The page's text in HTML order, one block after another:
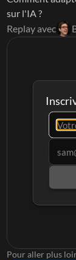
sur l'IA ?
Replay avec
Pour aller plus